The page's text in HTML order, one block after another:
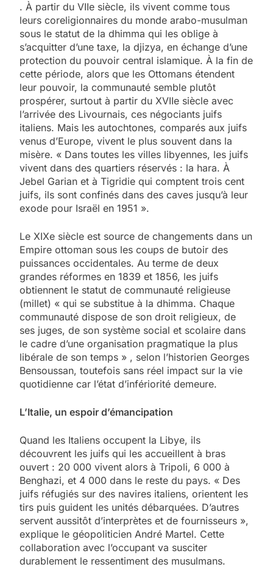
. À partir du VIIe siècle, ils vivent comme tous
leurs coreligionnaires du monde arabo-musulman
sous le statut de la dhimma qui les oblige à
s’acquitter d’une taxe, la djizya, en échange d’une
protection du pouvoir central islamique. À la fin de
cette période, alors que les Ottomans étendent
leur pouvoir, la communauté semble plutôt
prospérer, surtout à partir du XVIIe siècle avec
l’arrivée des Livournais, ces négociants juifs
italiens. Mais les autochtones, comparés aux juifs
venus d’Europe, vivent le plus souvent dans la
misère. « Dans toutes les villes libyennes, les juifs
vivent dans des quartiers réservés : la hara. À
Jebel Garian et à Tigridie qui comptent trois cent
juifs, ils sont confinés dans des caves jusqu’à leur
exode pour Israël en 1951 ».
Le XIXe siècle est source de changements dans un
Empire ottoman sous les coups de butoir des
puissances occidentales. Au terme de deux
grandes réformes en 1839 et 1856, les juifs
obtiennent le statut de communauté religieuse
(millet) « qui se substitue à la dhimma. Chaque
communauté dispose de son droit religieux, de
ses juges, de son système social et scolaire dans
le cadre d’une organisation pragmatique la plus
libérale de son temps » , selon l’historien Georges
Bensoussan, toutefois sans réel impact sur la vie
quotidienne car l’état d’infériorité demeure.
L’Italie, un espoir d’émancipation
Quand les Italiens occupent la Libye, ils
découvrent les juifs qui les accueillent à bras
ouvert : 20 000 vivent alors à Tripoli, 6 000 à
Benghazi, et 4 000 dans le reste du pays. « Des
juifs réfugiés sur des navires italiens, orientent les
tirs puis guident les unités débarquées. D’autres
servent aussitôt d’interprètes et de fournisseurs »,
explique le géopoliticien André Martel. Cette
collaboration avec l’occupant va susciter
durablement le ressentiment des musulmans.